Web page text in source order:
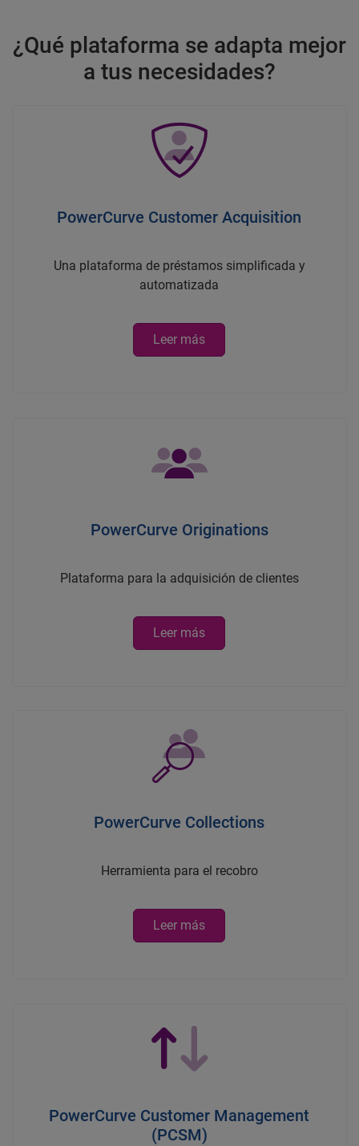
¿Qué plataforma se adapta mejor
a tus necesidades?
PowerCurve Customer Acquisition
Una plataforma de préstamos simplificada y
automatizada
Leer más
PowerCurve Originations
Plataforma para la adquisición de clientes
Leer más
PowerCurve Collections
Herramienta para el recobro
Leer más
PowerCurve Customer Management
(PCSM)